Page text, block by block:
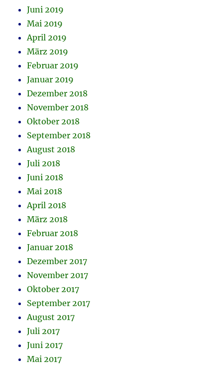
Juni 2019
Mai 2019
April 2019
März 2019
Februar 2019
Januar 2019
Dezember 2018
November 2018
Oktober 2018
September 2018
August 2018
Juli 2018
Juni 2018
Mai 2018
April 2018
März 2018
Februar 2018
Januar 2018
Dezember 2017
November 2017
Oktober 2017
September 2017
August 2017
Juli 2017
Juni 2017
Mai 2017